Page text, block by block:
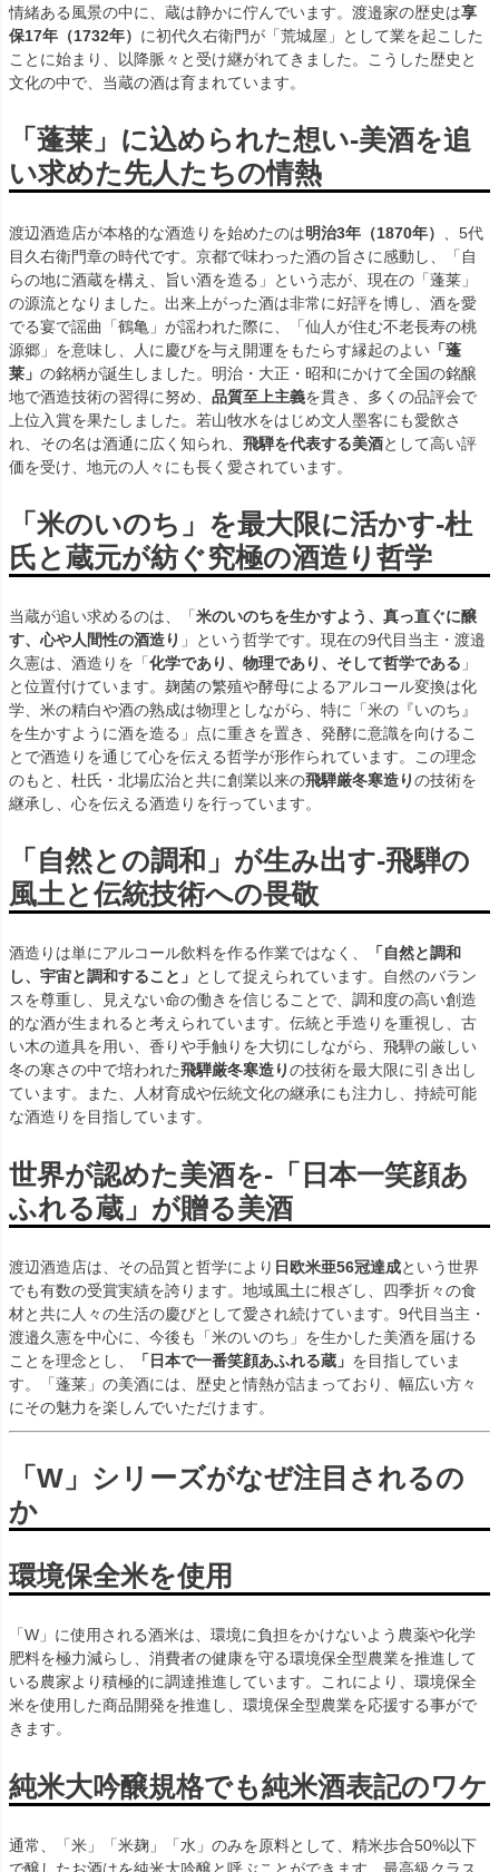
情緒ある風景の中に、蔵は静かに佇んでいます。渡邉家の歴史は享
保17年（1732年） に初代久右衛門が「荒城屋」として業を起こした
ことに始まり、以降脈々と受け継がれてきました。こうした歴史と
文化の中で、当蔵の酒は育まれています。
「蓬莱」に込められた想い-美酒を追
い求めた先人たちの情熱
渡辺酒造店が本格的な酒造りを始めたのは明治3年（1870年）
、5代
目久右衛門章の時代です。京都で味わった酒の旨さに感動し、「自
らの地に酒蔵を構え、旨い酒を造る」という志が、現在の「蓬莱」
の源流となりました。出来上がった酒は非常に好評を博し、酒を愛
でる宴で謡曲「鶴亀」が謡われた際に、「仙人が住む不老長寿の桃
源郷」を意味し、人に慶びを与え開運をもたらす縁起のよい 「蓬
莱」 の銘柄が誕生しました。明治・大正・昭和にかけて全国の銘醸
地で酒造技術の習得に努め、 品質至上主義を貫き、多くの品評会で
上位入賞を果たしました。若山牧水をはじめ文人墨客にも愛飲さ
れ、その名は酒通に広く知られ、 飛騨を代表する美酒として高い評
価を受け、地元の人々にも長く愛されています。
「米のいのち」を最大限に活かす-杜
氏と蔵元が紡ぐ究極の酒造り哲学
当蔵が追い求めるのは、「米のいのちを生かすよう、真っ直ぐに醸
す、心や人間性の酒造り 」という哲学です。現在の9代目当主・渡邉
久憲は、酒造りを「化学であり、物理であり、そして哲学である 」
と位置付けています。麹菌の繁殖や酵母によるアルコール変換は化
学、米の精白や酒の熟成は物理としながら、特に「米の『いのち』
を生かすように酒を造る」点に重きを置き、発酵に意識を向けるこ
とで酒造りを通じて心を伝える哲学が形作られています。この理念
のもと、杜氏・北場広治と共に創業以来の飛騨厳冬寒造りの技術を
継承し、心を伝える酒造りを行っています。
「自然との調和」が生み出す-飛騨の
風土と伝統技術への畏敬
酒造りは単にアルコール飲料を作る作業ではなく、
「自然と調和
し、宇宙と調和すること」 として捉えられています。自然のバラン
スを尊重し、見えない命の働きを信じることで、調和度の高い創造
的な酒が生まれると考えられています。伝統と手造りを重視し、古
い木の道具を用い、香りや手触りを大切にしながら、飛騨の厳しい
冬の寒さの中で培われた飛騨厳冬寒造りの技術を最大限に引き出し
ています。また、人材育成や伝統文化の継承にも注力し、持続可能
な酒造りを目指しています。
世界が認めた美酒を-「日本一笑顔あ
ふれる蔵」が贈る美酒
渡辺酒造店は、その品質と哲学により 日欧米亜56冠達成という世界
でも有数の受賞実績を誇ります。地域風土に根ざし、四季折々の食
材と共に人々の生活の慶びとして愛され続けています。9代目当主・
渡邉久憲を中心に、今後も「米のいのち」を生かした美酒を届ける
ことを理念とし、
「日本で一番笑顔あふれる蔵」 を目指していま
す。「蓬莱」の美酒には、歴史と情熱が詰まっており、幅広い方々
にその魅力を楽しんでいただけます。
「W」シリーズがなぜ注目されるの
か
環境保全米を使用
「W」に使用される酒米は、環境に負担をかけないよう農薬や化学
肥料を極力減らし、消費者の健康を守る環境保全型農業を推進して
いる農家より積極的に調達推進しています。これにより、環境保全
米を使用した商品開発を推進し、環境保全型農業を応援する事がで
きます。
純米大吟醸規格でも純米酒表記のワケ
通常、「米」「米麹」「水」のみを原料として、精米歩合50%以下
で醸したお酒はを純米大吟醸と呼ぶことができます。最高級クラス